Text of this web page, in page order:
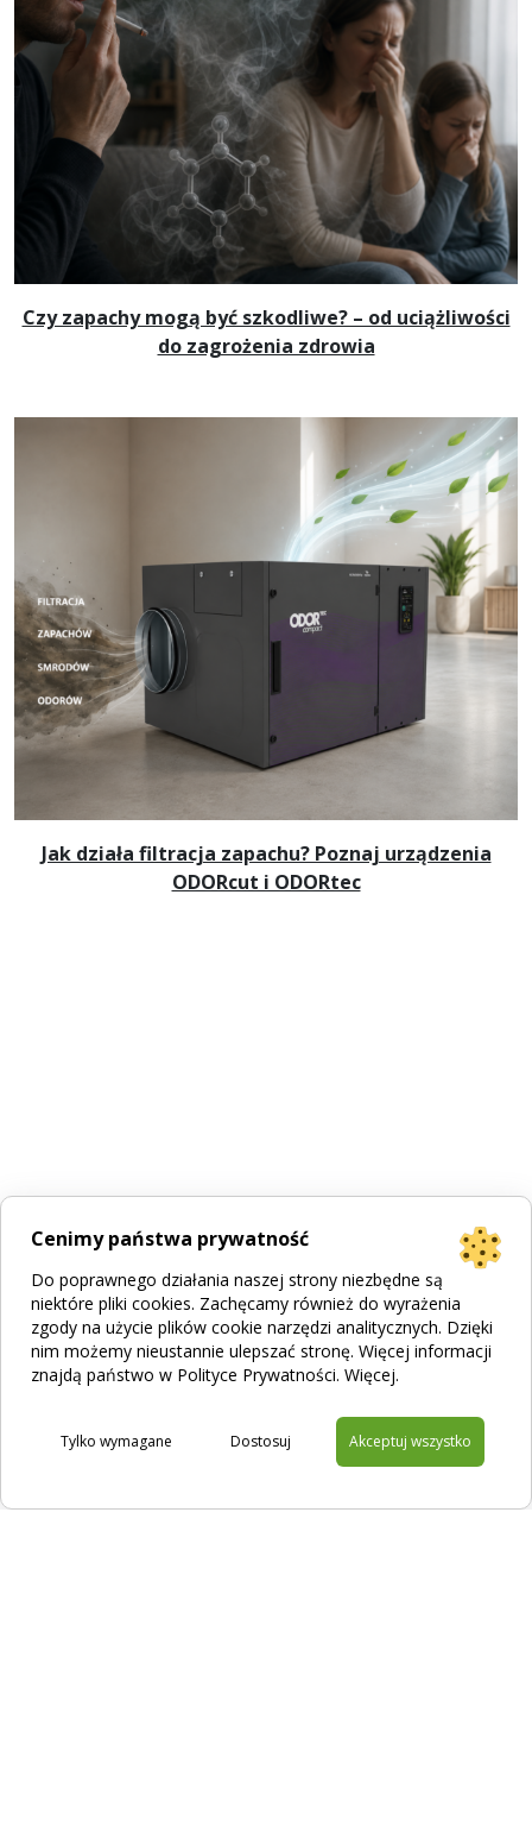
Czy zapachy mogą być szkodliwe? – od uciążliwości
do zagrożenia zdrowia
Jak działa filtracja zapachu? Poznaj urządzenia
ODORcut i ODORtec
Cenimy państwa prywatność
Do poprawnego działania naszej strony niezbędne są
niektóre pliki cookies. Zachęcamy również do wyrażenia
zgody na użycie plików cookie narzędzi analitycznych. Dzięki
nim możemy nieustannie ulepszać stronę. Więcej informacji
znajdą państwo w Polityce Prywatności. Więcej.
Dostosuj
Tylko wymagane Akceptuj wszystko